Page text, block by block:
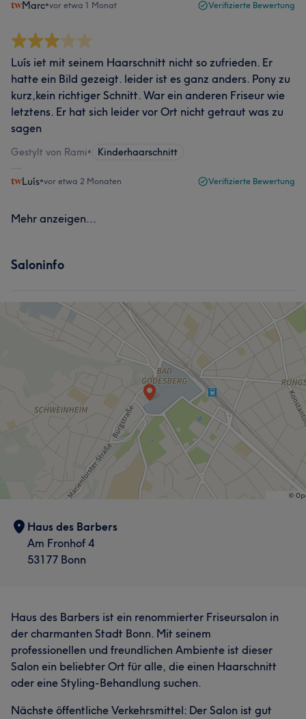
Marc•vor etwa 1 Monat Verifizierte Bewertung
Luís iet mit seinem Haarschnitt nicht so zufrieden. Er
hatte ein Bild gezeigt. leider ist es ganz anders. Pony zu
kurz,kein richtiger Schnitt. War ein anderen Friseur wie
letztens. Er hat sich leider vor Ort nicht getraut was zu
sagen
Gestylt von Rami• Kinderhaarschnitt
Luís•vor etwa 2 Monaten Verifizierte Bewertung
Mehr anzeigen...
Saloninfo
Haus des Barbers
Am Fronhof 4
53177 Bonn
Haus des Barbers ist ein renommierter Friseursalon in
der charmanten Stadt Bonn. Mit seinem
professionellen und freundlichen Ambiente ist dieser
Salon ein beliebter Ort für alle, die einen Haarschnitt
oder eine Styling-Behandlung suchen.
Nächste öffentliche Verkehrsmittel: Der Salon ist gut